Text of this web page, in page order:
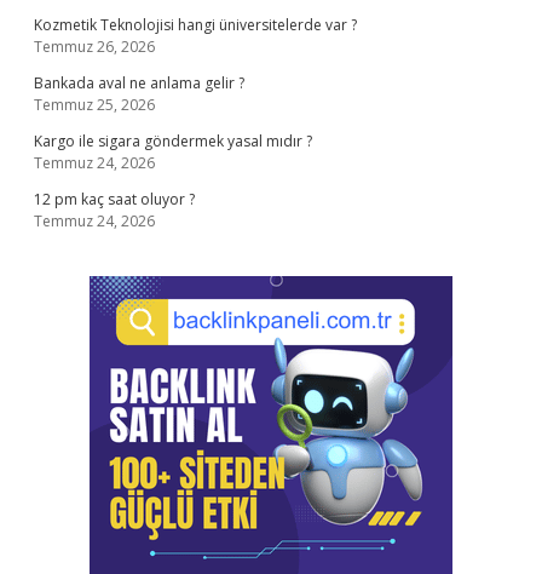
Kozmetik Teknolojisi hangi üniversitelerde var ?
Temmuz 26, 2026
Bankada aval ne anlama gelir ?
Temmuz 25, 2026
Kargo ile sigara göndermek yasal mıdır ?
Temmuz 24, 2026
12 pm kaç saat oluyor ?
Temmuz 24, 2026